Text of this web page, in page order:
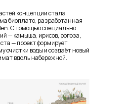
концепции стала
биоплато, разработанная
С помощью специально
— камыша, ирисов, рогоза,
— проект формирует
очистки воды и создаёт новый
вдоль набережной.